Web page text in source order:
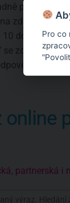
poskytuji
zdarma má
dotazů týdně
se zde objeví
budou
online
partnerská
Pro co